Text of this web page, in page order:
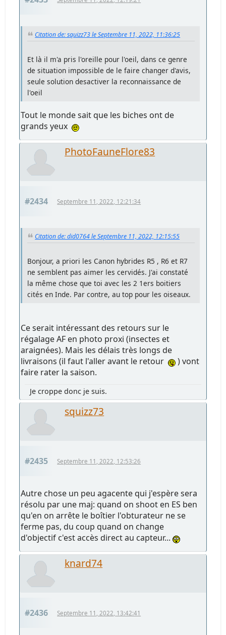
Citation de: squizz73 le Septembre 11, 2022, 11:36:25
Et là il m'a pris l'oreille pour l'oeil, dans ce genre
de situation impossible de le faire changer d'avis,
seule solution desactiver la reconnaissance de
l'oeil
Tout le monde sait que les biches ont de
grands yeux
PhotoFauneFlore83
#2434 Septembre 11, 2022, 12:21:34
Citation de: did0764 le Septembre 11, 2022, 12:15:55
Bonjour, a priori les Canon hybrides R5 , R6 et R7
ne semblent pas aimer les cervidés. J'ai constaté
la même chose que toi avec les 2 1ers boitiers
cités en Inde. Par contre, au top pour les oiseaux.
Ce serait intéressant des retours sur le
régalage AF en photo proxi (insectes et
araignées). Mais les délais très longs de
livraisons (il faut l'aller avant le retour
) vont
faire rater la saison.
Je croppe donc je suis.
squizz73
#2435 Septembre 11, 2022, 12:53:26
Autre chose un peu agacente qui j'espère sera
résolu par une maj: quand on shoot en ES ben
qu'en on arrête le boîtier l'obturateur ne se
ferme pas, du coup quand on change
d'objectif c'est accès direct au capteur...
knard74
#2436 Septembre 11, 2022, 13:42:41